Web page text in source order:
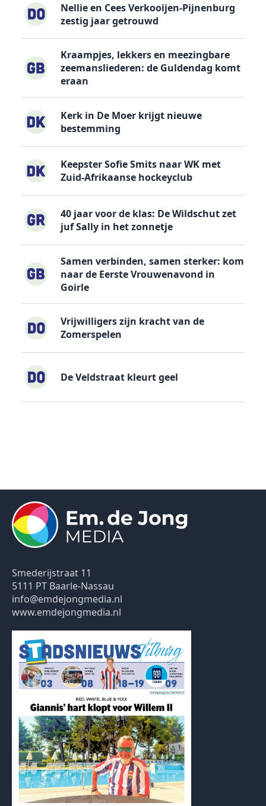
Nellie en Cees Verkooijen-Pijnenburg
zestig jaar getrouwd
Kraampjes, lekkers en meezingbare
zeemansliederen: de Guldendag komt
eraan
Kerk in De Moer krijgt nieuwe
bestemming
Keepster Sofie Smits naar WK met
Zuid-Afrikaanse hockeyclub
40 jaar voor de klas: De Wildschut zet
juf Sally in het zonnetje
Samen verbinden, samen sterker: kom
naar de Eerste Vrouwenavond in
Goirle
Vrijwilligers zijn kracht van de
Zomerspelen
De Veldstraat kleurt geel
Smederijstraat 11
5111 PT Baarle-Nassau
info@emdejongmedia.nl
www.emdejongmedia.nl